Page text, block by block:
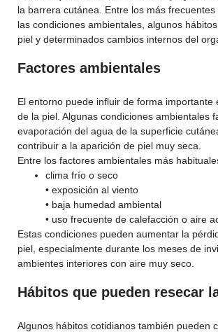
la barrera cutánea. Entre los más
las condiciones ambientales, algunos
piel y determinados cambios internos del
Factores ambientales
El entorno puede influir de forma importante
de la piel. Algunas condiciones ambientales
evaporación del agua de la superficie
contribuir a la aparición de piel muy seca.
Entre los factores ambientales más
clima frío o seco
• exposición al viento
• baja humedad ambiental
• uso frecuente de calefacción o aire
Estas condiciones pueden aumentar la
piel, especialmente durante los meses de
ambientes interiores con aire muy seco.
Hábitos que pueden resecar
Algunos hábitos cotidianos también pueden